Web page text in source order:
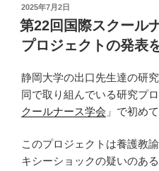
投
稿
日:
2025年7月2日
第22回国際スクール
プロジェクトの発表
静岡大学の出口先生達の研
同で取り組んでいる研究プ
クールナース学会 」で初め
このプロジェクトは養護教
キシーショックの疑いのあ